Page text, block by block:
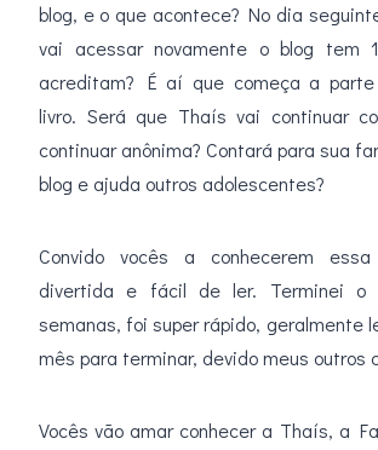
blog, e o que acontece? No dia
vai acessar novamente o blog tem
acreditam? É aí que começa a
livro. Será que Thaís vai continuar
continuar anônima? Contará para sua
blog e ajuda outros adolescentes?
Convido vocês a conhecerem
divertida e fácil de ler. Terminei o
semanas, foi super rápido, geralmente
mês para terminar, devido meus outros
Vocês vão amar conhecer a Thaís, a